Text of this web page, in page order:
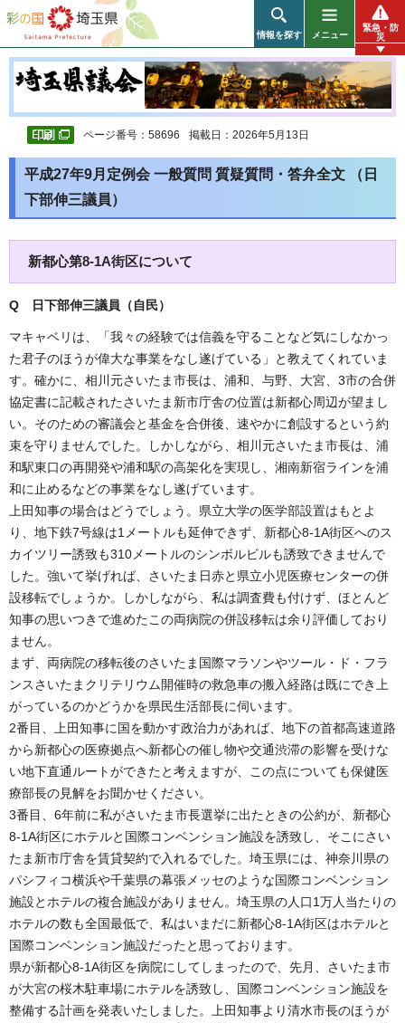
彩の国 埼玉県
情報を探す メニュー
緊急・防
災
ページ番号：58696 掲載日：2026年5月13日
平成27年9月定例会 一般質問 質疑質問・答弁全文 （日
下部伸三議員）
新都心第8-1A街区について
Q 日下部伸三議員（自民）
マキャベリは、「我々の経験では信義を守ることなど気にしなかっ
た君子のほうが偉大な事業をなし遂げている」と教えてくれていま
す。確かに、相川元さいたま市長は、浦和、与野、大宮、3市の合併
協定書に記載されたさいたま新市庁舎の位置は新都心周辺が望まし
い。そのための審議会と基金を合併後、速やかに創設するという約
束を守りませんでした。しかしながら、相川元さいたま市長は、浦
和駅東口の再開発や浦和駅の高架化を実現し、湘南新宿ラインを浦
和に止めるなどの事業をなし遂げています。
上田知事の場合はどうでしょう。県立大学の医学部設置はもとよ
り、地下鉄7号線は1メートルも延伸できず、新都心8-1A街区へのス
カイツリー誘致も310メートルのシンボルビルも誘致できませんで
した。強いて挙げれば、さいたま日赤と県立小児医療センターの併
設移転でしょうか。しかしながら、私は調査費も付けず、ほとんど
知事の思いつきで進めたこの両病院の併設移転は余り評価しており
ません。
まず、両病院の移転後のさいたま国際マラソンやツール・ド・フラ
ンスさいたまクリテリウム開催時の救急車の搬入経路は既にでき上
がっているのかどうかを県民生活部長に伺います。
2番目、上田知事に国を動かす政治力があれば、地下の首都高速道路
から新都心の医療拠点へ新都心の催し物や交通渋滞の影響を受けな
い地下直通ルートができたと考えますが、この点についても保健医
療部長の見解をお聞かせください。
3番目、6年前に私がさいたま市長選挙に出たときの公約が、新都心
8-1A街区にホテルと国際コンベンション施設を誘致し、そこにさい
たま新市庁舎を賃貸契約で入れるでした。埼玉県には、神奈川県の
パシフィコ横浜や千葉県の幕張メッセのような国際コンベンション
施設とホテルの複合施設がありません。埼玉県の人口1万人当たりの
ホテルの数も全国最低で、私はいまだに新都心8-1A街区はホテルと
国際コンベンション施設だったと思っております。
県が新都心8-1A街区を病院にしてしまったので、先月、さいたま市
が大宮の桜木駐車場にホテルを誘致し、国際コンベンション施設を
整備する計画を発表いたしました。上田知事より清水市長のほうが